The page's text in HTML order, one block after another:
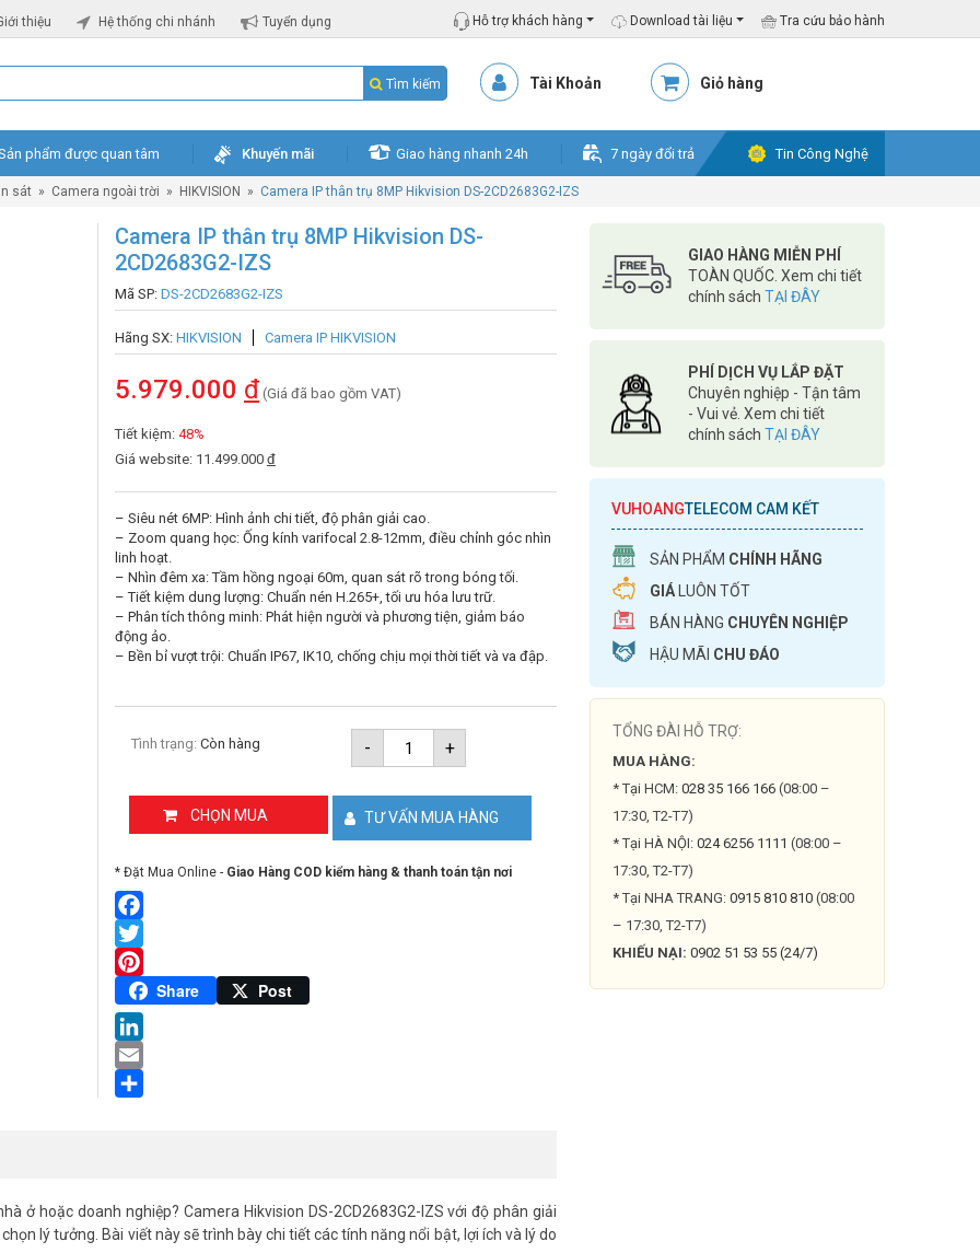
thiệu Hệ thống chi nhánh Tuyển dụng Hỗ trợ khách hàng Download tài liệu Tra cứu bảo hành
Tìm kiếm Tài Khoản Giỏ hàng
phẩm được quan tâm Khuyến mãi Giao hàng nhanh 24h 7 ngày đổi trả Tin Công Nghệ
sát » Camera ngoài trời » HIKVISION » Camera IP thân trụ 8MP Hikvision DS-2CD2683G2-IZS
Camera IP thân trụ 8MP Hikvision DS-
2CD2683G2-IZS
Mã SP: DS-2CD2683G2-IZS
Hãng SX: HIKVISION Camera IP HIKVISION
5.979.000 đ (Giá đã bao gồm VAT)
Tiết kiệm: 48%
Giá website: 11.499.000 đ
– Siêu nét 6MP: Hình ảnh chi tiết, độ phân giải cao.
– Zoom quang học: Ống kính varifocal 2.8-12mm, điều chỉnh góc nhìn
linh hoạt.
– Nhìn đêm xa: Tầm hồng ngoại 60m, quan sát rõ trong bóng tối.
– Tiết kiệm dung lượng: Chuẩn nén H.265+, tối ưu hóa lưu trữ.
– Phân tích thông minh: Phát hiện người và phương tiện, giảm báo
động ảo.
– Bền bỉ vượt trội: Chuẩn IP67, IK10, chống chịu mọi thời tiết và va đập.
-
Camera
IP
thân
8MP
Hikvision
DS-
IZS
+
Tình trạng: Còn hàng
CHỌN MUA TƯ VẤN MUA HÀNG
* Đặt Mua Online - Giao Hàng COD kiểm hàng & thanh toán tận nơi
Facebook
Twitter
Pinterest
Share Post
LinkedIn
Email
ở hoặc doanh nghiệp? Camera Hikvision DS-2CD2683G2-IZS với độ phân giải
lý tưởng. Bài viết này sẽ trình bày chi tiết các tính năng nổi bật, lợi ích và lý do
GIAO HÀNG MIỄN PHÍ
TOÀN QUỐC. Xem chi tiết
chính sách TẠI ĐÂY
PHÍ DỊCH VỤ LẮP ĐẶT
Chuyên nghiệp - Tận tâm
- Vui vẻ. Xem chi tiết
chính sách TẠI ĐÂY
VUHOANGTELECOM CAM KẾT
SẢN PHẨM CHÍNH HÃNG
GIÁ LUÔN TỐT
BÁN HÀNG CHUYÊN NGHIỆP
HẬU MÃI CHU ĐÁO
TỔNG ĐÀI HỖ TRỢ:
MUA HÀNG:
* Tại HCM: 028 35 166 166 (08:00 –
17:30, T2-T7)
* Tại HÀ NỘI: 024 6256 1111 (08:00 –
17:30, T2-T7)
* Tại NHA TRANG: 0915 810 810 (08:00
– 17:30, T2-T7)
KHIẾU NẠI: 0902 51 53 55 (24/7)